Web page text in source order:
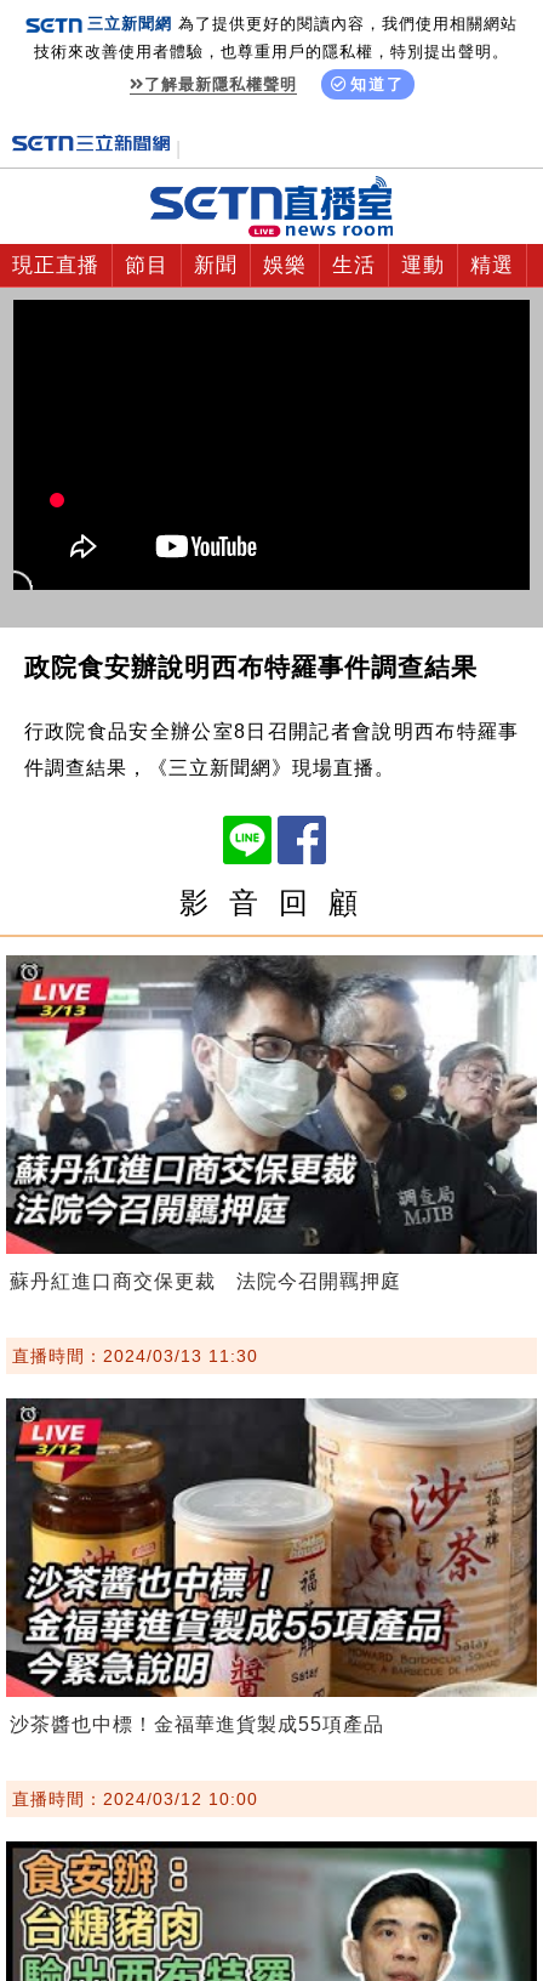
三立新聞網 為了提供更好的閱讀內容，我們使用相關網站
技術來改善使用者體驗，也尊重用戶的隱私權，特別提出聲明。
了解最新隱私權聲明
知道了
現正直播 節目 新聞 娛樂 生活 運動 精選
政院食安辦說明西布特羅事件調查結果
行政院食品安全辦公室8日召開記者會說明西布特羅事
件調查結果，《三立新聞網》現場直播。
影 音 回 顧
蘇丹紅進口商交保更裁 法院今召開羈押庭
直播時間：2024/03/13 11:30
沙茶醬也中標！金福華進貨製成55項產品
直播時間：2024/03/12 10:00